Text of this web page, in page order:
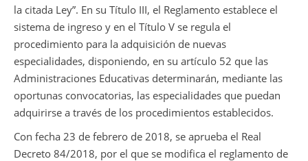
la citada Ley”. En su Título III, el Reglamento establece el
sistema de ingreso y en el Título V se regula el
procedimiento para la adquisición de nuevas
especialidades, disponiendo, en su artículo 52 que las
Administraciones Educativas determinarán, mediante las
oportunas convocatorias, las especialidades que puedan
adquirirse a través de los procedimientos establecidos.
Con fecha 23 de febrero de 2018, se aprueba el Real
Decreto 84/2018, por el que se modifica el reglamento de